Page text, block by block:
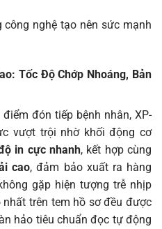
nghệ tạo nên sức mạnh
Tốc Độ Chớp Nhoáng, Bản
đón tiếp bệnh nhân, XP-
vượt trội nhờ khối động cơ
in cực nhanh, kết hợp cùng
cao, đảm bảo xuất ra hàng
gặp hiện tượng trễ nhịp
trên tem hồ sơ đều được
hảo tiêu chuẩn đọc tự động